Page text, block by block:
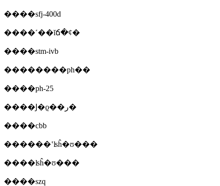
����sfj-400d
����˹��ĭճ�ȼ�
����stm-ivb
��������ph��
����ph-25
����Ϳ�ϱ��ر�
����cbb
������ʽʪĥ�ʊ���
����ʪĥ�ʊ���
����szq